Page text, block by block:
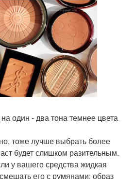
один - два тона темнее цвета
тоже лучше выбрать более
будет слишком разительным.
у вашего средства жидкая
его с румянами: образ